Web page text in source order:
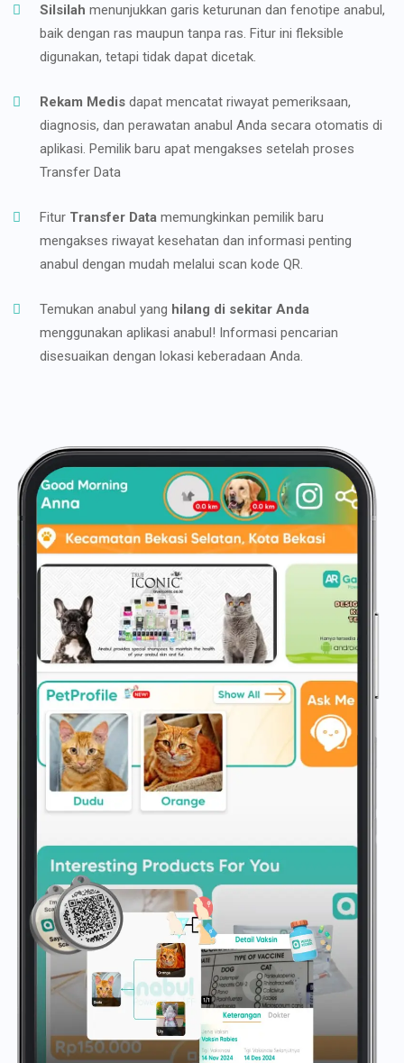
Silsilah menunjukkan garis keturunan dan fenotipe anabul,
baik dengan ras maupun tanpa ras. Fitur ini fleksible
digunakan, tetapi tidak dapat dicetak.
Rekam Medis dapat mencatat riwayat pemeriksaan,
diagnosis, dan perawatan anabul Anda secara otomatis di
aplikasi. Pemilik baru apat mengakses setelah proses
Transfer Data
Fitur Transfer Data memungkinkan pemilik baru
mengakses riwayat kesehatan dan informasi penting
anabul dengan mudah melalui scan kode QR.
Temukan anabul yang hilang di sekitar Anda
menggunakan aplikasi anabul! Informasi pencarian
disesuaikan dengan lokasi keberadaan Anda.